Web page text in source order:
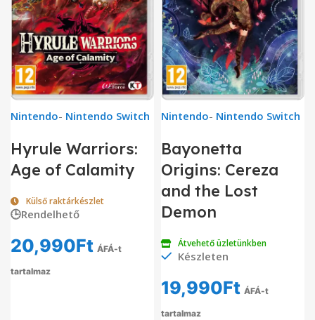
Nintendo- Nintendo Switch
Hyrule Warriors:
Age of Calamity
Külső raktárkészlet
🕒Rendelhető
20,990Ft ÁFÁ-t
tartalmaz
Nintendo- Nintendo Switch
Bayonetta
Origins: Cereza
and the Lost
Demon
Átvehető üzletünkben
Készleten
19,990Ft ÁFÁ-t
tartalmaz